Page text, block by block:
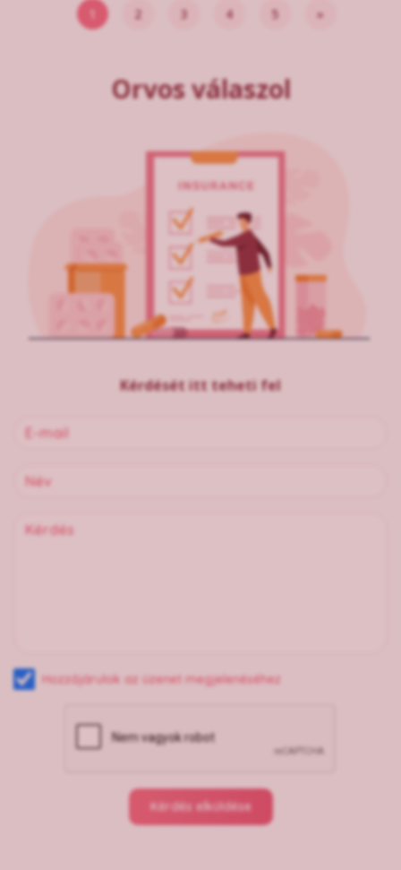
Orvos válaszol
Kérdését itt teheti fel
Hozzájárulok az üzenet megjelenéséhez
Kérdés elküldése
1 2 3 4 5 »